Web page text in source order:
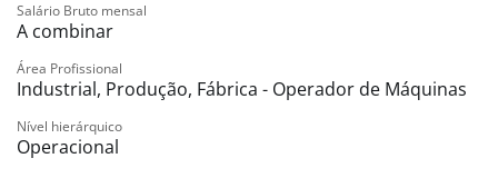
Salário Bruto mensal
A combinar
Área Profissional
Industrial, Produção, Fábrica - Operador de Máquinas
Nível hierárquico
Operacional